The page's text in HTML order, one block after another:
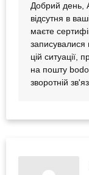
Добрий день,
відсутня в
маєте
цій ситуації,
на пошту
зворотній